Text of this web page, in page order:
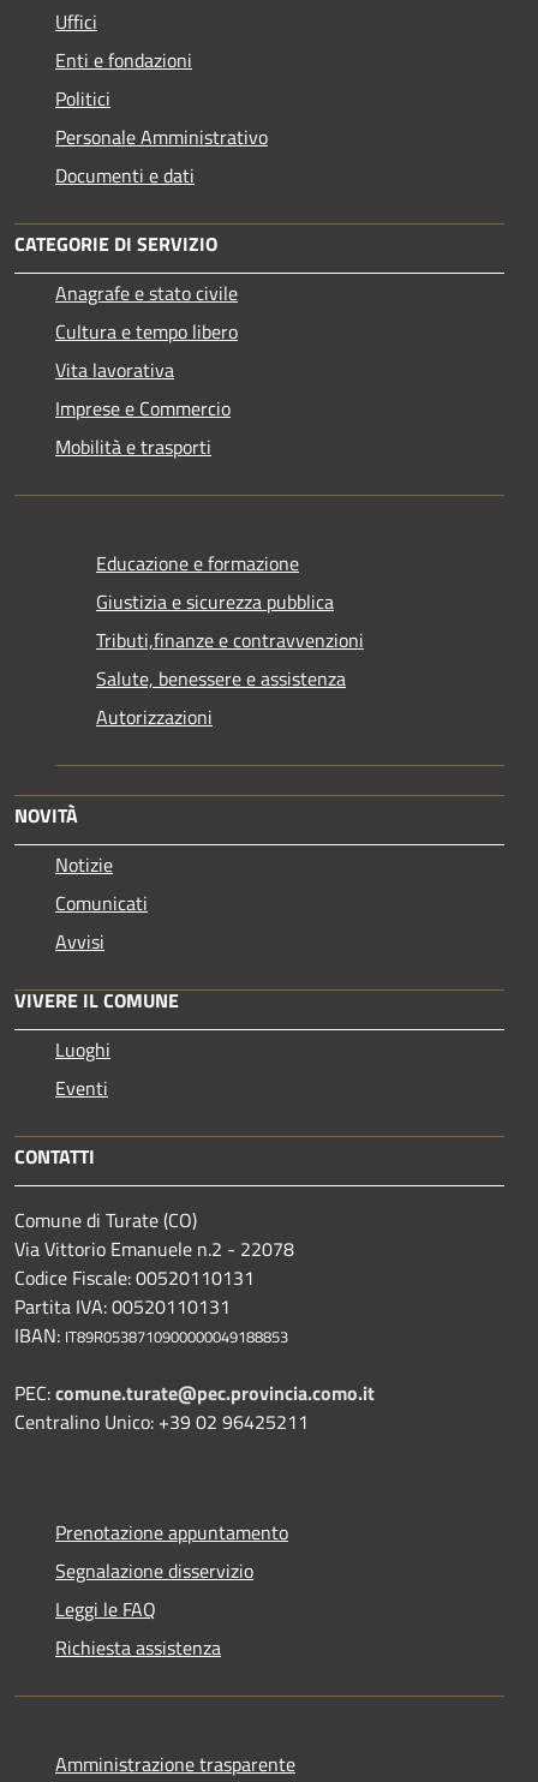
Uffici
Enti e fondazioni
Politici
Personale Amministrativo
Documenti e dati
CATEGORIE DI SERVIZIO
Anagrafe e stato civile
Cultura e tempo libero
Vita lavorativa
Imprese e Commercio
Mobilità e trasporti
Educazione e formazione
Giustizia e sicurezza pubblica
Tributi,finanze e contravvenzioni
Salute, benessere e assistenza
Autorizzazioni
NOVITÀ
Notizie
Comunicati
Avvisi
VIVERE IL COMUNE
Luoghi
Eventi
CONTATTI
Comune di Turate (CO)
Via Vittorio Emanuele n.2 - 22078
Codice Fiscale: 00520110131
Partita IVA: 00520110131
IBAN: IT89R0538710900000049188853
PEC:comune.turate@pec.provincia.como.it
Centralino Unico: +39 02 96425211
Prenotazione appuntamento
Segnalazione disservizio
Leggi le FAQ
Richiesta assistenza
Amministrazione trasparente